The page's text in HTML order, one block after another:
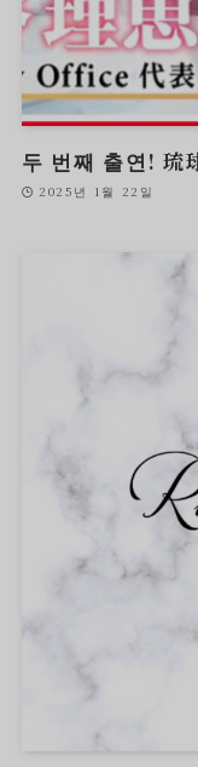
두 번째 출연! 琉
2025년 1월 22일